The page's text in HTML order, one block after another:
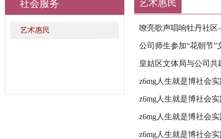
社会服务
艺术惠民
艺术惠民
嘹亮歌声唱响牡丹社
公司师生参加“花朝节”
皇姑区文体局与公司共
z6mg人生就是博社会
z6mg人生就是博社会
z6mg人生就是博社会
z6mg人生就是博社会